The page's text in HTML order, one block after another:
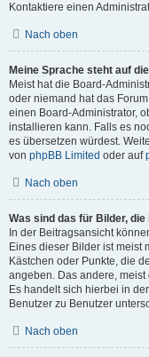
Kontaktiere einen
Nach oben
Meine Sprache steht auf
Meist hat die Board-
oder niemand hat das
einen Board-Administrator,
installieren kann. Falls es
es übersetzen würdest.
von phpBB Limited oder auf
Nach oben
Was sind das für Bilder,
In der Beitragsansicht
Eines dieser Bilder ist meist
Kästchen oder Punkte, die
angeben. Das andere, meist
Es handelt sich hierbei in
Benutzer zu Benutzer
Nach oben